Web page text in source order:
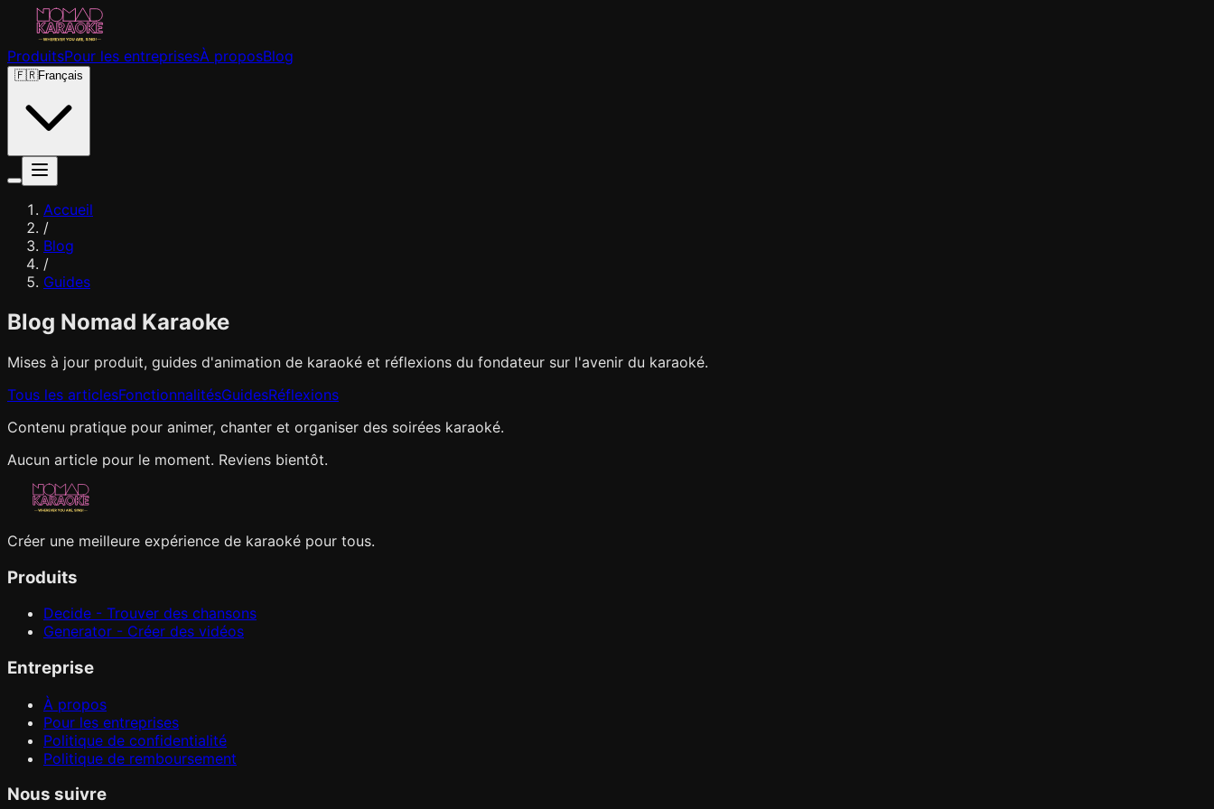
ProduitsPour les entreprisesÀ proposBlog
🇫🇷Français
Accueil
/
Blog
/
Guides
Blog Nomad Karaoke
Mises à jour produit, guides d'animation de karaoké et réflexions du fondateur sur l'avenir du karaoké.
Tous les articlesFonctionnalitésGuidesRéflexions
Contenu pratique pour animer, chanter et organiser des soirées karaoké.
Aucun article pour le moment. Reviens bientôt.
Créer une meilleure expérience de karaoké pour tous.
Produits
Decide - Trouver des chansons
Generator - Créer des vidéos
Entreprise
À propos
Pour les entreprises
Politique de confidentialité
Politique de remboursement
Nous suivre